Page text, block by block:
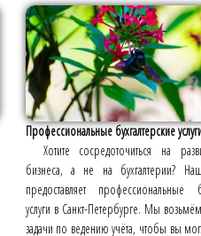
Профессиональные бухгалтерские
Хотите сосредоточиться на
бизнеса, а не на бухгалтерии?
предоставляет профессиональные
услуги в Санкт-Петербурге. Мы
задачи по ведению учёта, чтобы вы